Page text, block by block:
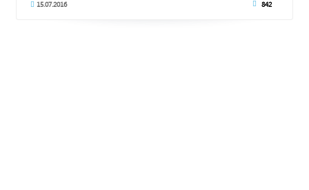
15.07.2016 842